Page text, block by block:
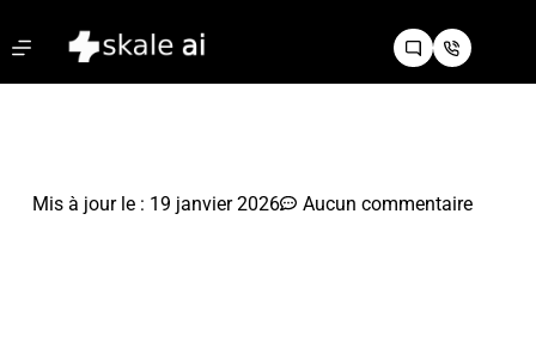
Mis à jour le : 19 janvier 2026 Aucun commentaire